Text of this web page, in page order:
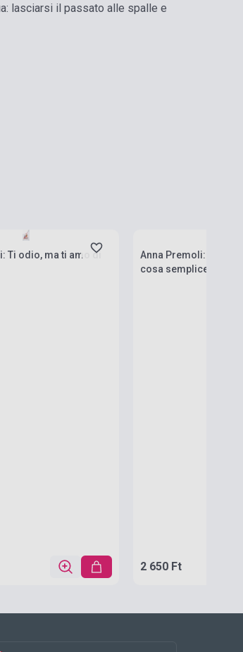
lasciarsi il passato alle spalle e
Ti odio, ma ti amo di
Anna Premoli:
cosa semplice
2 650 Ft